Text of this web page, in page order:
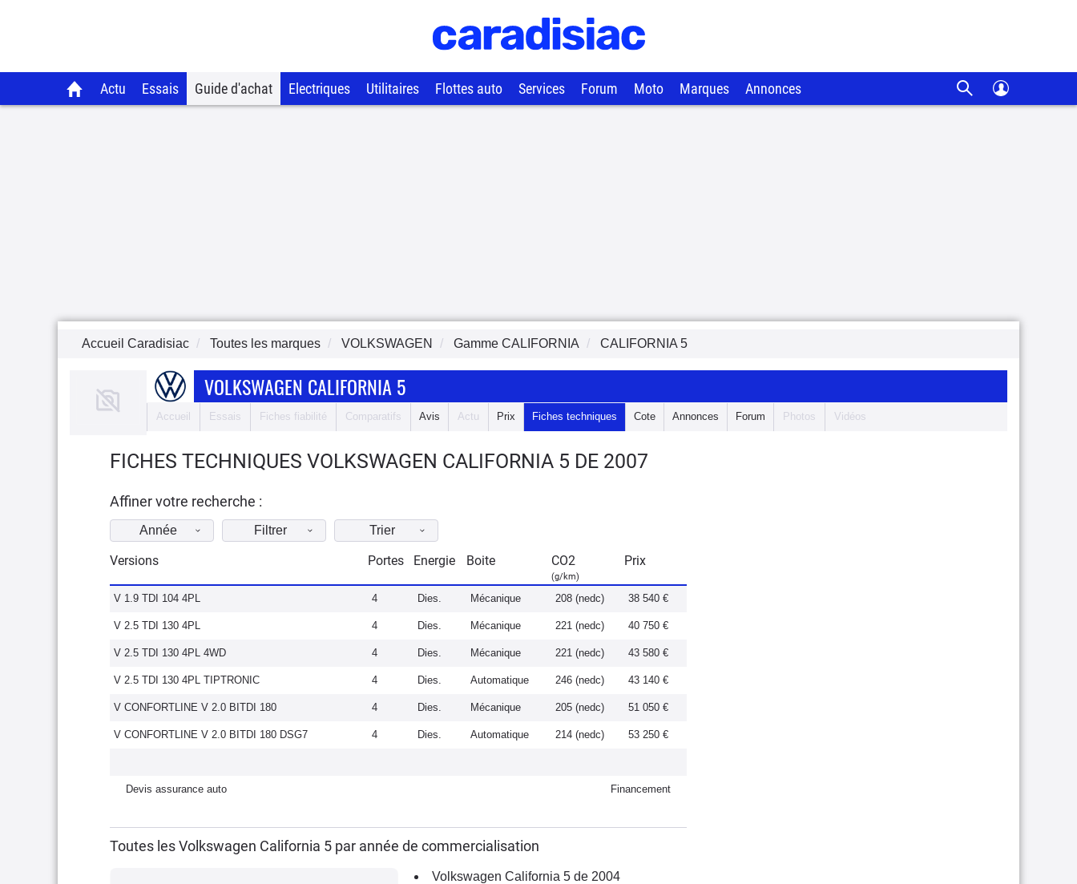
Actu Essais Guide d'achat Electriques Utilitaires Flottes auto Services Forum Moto Marques Annonces
Accueil Caradisiac Toutes les marques VOLKSWAGEN Gamme CALIFORNIA CALIFORNIA 5
VOLKSWAGEN CALIFORNIA 5
Accueil Essais Fiches fiabilité Comparatifs Avis Actu Prix Fiches techniques Cote Annonces Forum Photos Vidéos
FICHES TECHNIQUES VOLKSWAGEN CALIFORNIA 5 DE 2007
Affiner votre recherche :
Année Filtrer Trier
Versions Portes Energie Boite CO2
(g/km)
Prix
V 1.9 TDI 104 4PL 4 Dies. Mécanique 208 (nedc) 38 540 €
V 2.5 TDI 130 4PL 4 Dies. Mécanique 221 (nedc) 40 750 €
V 2.5 TDI 130 4PL 4WD 4 Dies. Mécanique 221 (nedc) 43 580 €
V 2.5 TDI 130 4PL TIPTRONIC 4 Dies. Automatique 246 (nedc) 43 140 €
V CONFORTLINE V 2.0 BITDI 180 4 Dies. Mécanique 205 (nedc) 51 050 €
V CONFORTLINE V 2.0 BITDI 180 DSG7 4 Dies. Automatique 214 (nedc) 53 250 €
Devis assurance auto Financement
Toutes les Volkswagen California 5 par année de commercialisation
Volkswagen California 5 de 2004